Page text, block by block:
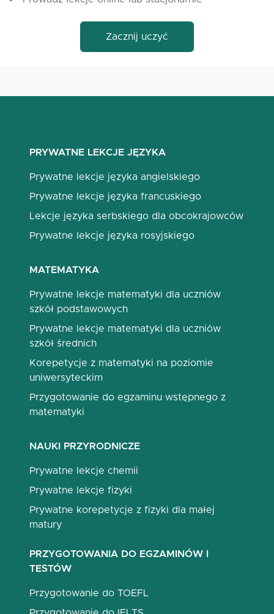
Zacznij uczyć
PRYWATNE LEKCJE JĘZYKA
Prywatne lekcje języka angielskiego
Prywatne lekcje języka francuskiego
Lekcje języka serbskiego dla obcokrajowców
Prywatne lekcje języka rosyjskiego
MATEMATYKA
Prywatne lekcje matematyki dla uczniów
szkół podstawowych
Prywatne lekcje matematyki dla uczniów
szkół średnich
Korepetycje z matematyki na poziomie
uniwersyteckim
Przygotowanie do egzaminu wstępnego z
matematyki
NAUKI PRZYRODNICZE
Prywatne lekcje chemii
Prywatne lekcje fizyki
Prywatne korepetycje z fizyki dla małej
matury
PRZYGOTOWANIA DO EGZAMINÓW I
TESTÓW
Przygotowanie do TOEFL